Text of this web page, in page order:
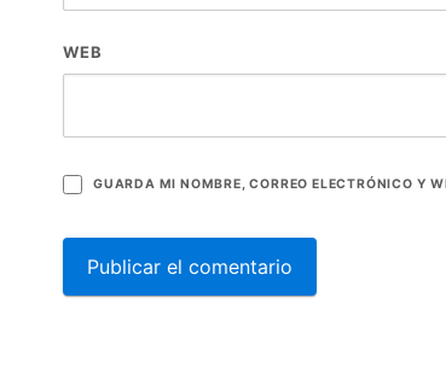
WEB
GUARDA MI NOMBRE, CORREO ELECTRÓNICO Y